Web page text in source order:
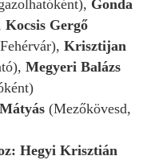
Gonda
Kocsis Gergő
Krisztijan
Megyeri Balázs
(Mezőkövesd,
Hegyi Krisztián